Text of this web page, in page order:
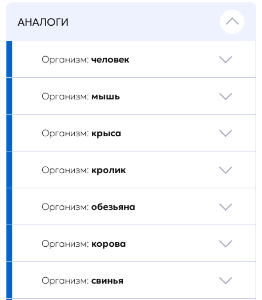
АНАЛОГИ
Организм: человек
Организм: мышь
Организм: крыса
Организм: кролик
Организм: обезьяна
Организм: корова
Организм: свинья